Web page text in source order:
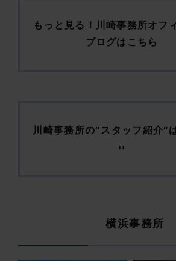
もっと見る！川崎事務所オフ
ブログはこちら
川崎事務所の”スタッフ紹介”
››
横浜事務所